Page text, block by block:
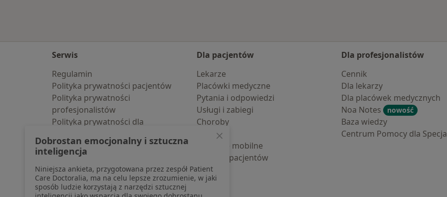
Serwis
Regulamin
Polityka prywatności pacjentów
Polityka prywatności
profesjonalistów
Polityka prywatności dla
pozyskaliśmy samodzielnie
Polityka cookies
Jak działają wyniki wyszukiwania
Dostępność
O nas
Dla pacjentów
Lekarze
Placówki medyczne
Pytania i odpowiedzi
Usługi i zabiegi
Choroby
Pomoc
Aplikacje mobilne
Blog dla pacjentów
Dla profesjonalistów
Cennik
Dla lekarzy
Dla placówek medycznych
Noa Notes
nowość
Baza wiedzy
Centrum Pomocy dla
Dobrostan emocjonalny i sztuczna
inteligencja
Niniejsza ankieta, przygotowana przez zespół Patient
Care Doctoralia, ma na celu lepsze zrozumienie, w jaki
sposób ludzie korzystają z narzędzi sztucznej